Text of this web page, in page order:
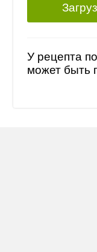
У рецепта
может быть